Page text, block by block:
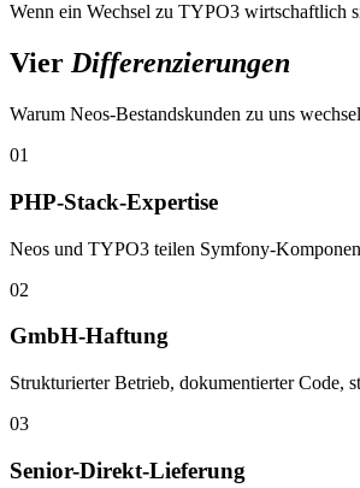
Wenn ein Wechsel zu TYPO3 wirtschaftlich
Vier Differenzierungen
Warum Neos-Bestandskunden zu uns
01
PHP-Stack-Expertise
Neos und TYPO3 teilen Symfony-
02
GmbH-Haftung
Strukturierter Betrieb, dokumentierter Code,
03
Senior-Direkt-Lieferung